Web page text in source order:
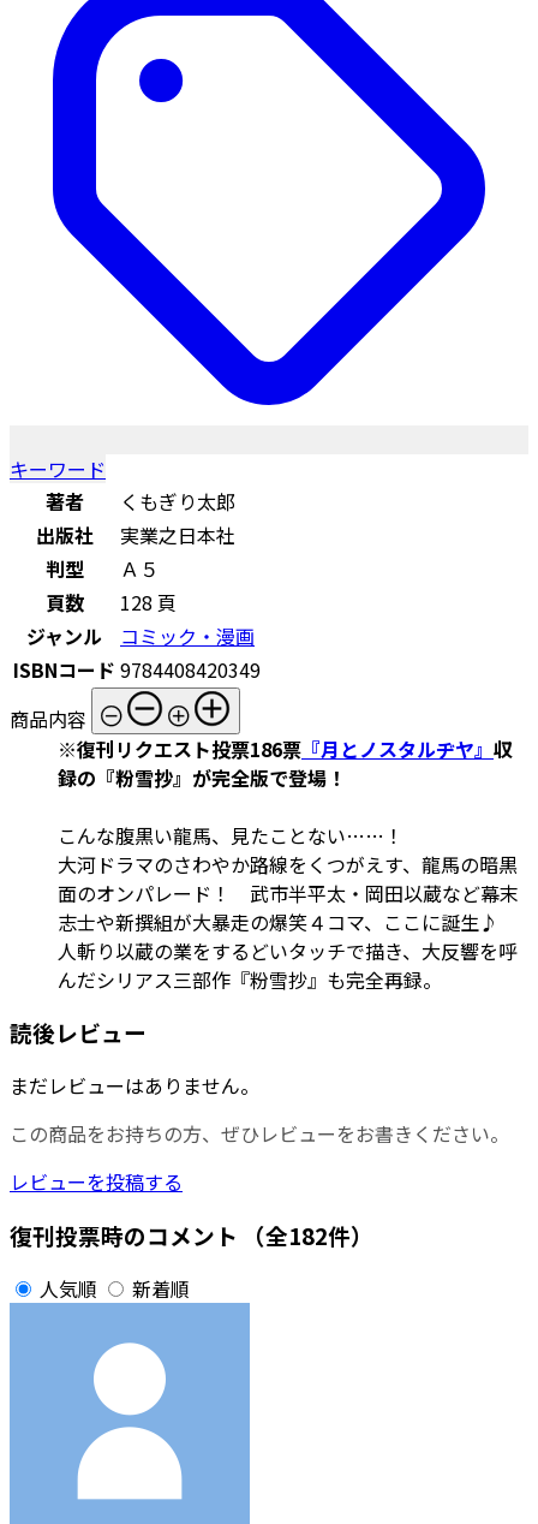
キーワード
著者
くもぎり太郎
出版社
実業之日本社
判型
Ａ５
頁数
128 頁
ジャンル
コミック・漫画
ISBNコード 9784408420349
商品内容
※復刊リクエスト投票186票 『月とノスタルヂヤ』 収
録の『粉雪抄』が完全版で登場！
こんな腹黒い龍馬、見たことない……！
大河ドラマのさわやか路線をくつがえす、龍馬の暗黒
面のオンパレード！ 武市半平太・岡田以蔵など幕末
志士や新撰組が大暴走の爆笑４コマ、ここに誕生♪
人斬り以蔵の業をするどいタッチで描き、大反響を呼
んだシリアス三部作『粉雪抄』も完全再録。
読後レビュー
まだレビューはありません。
この商品をお持ちの方、ぜひレビューをお書きください。
レビューを投稿する
復刊投票時のコメント （全182件）
人気順 新着順